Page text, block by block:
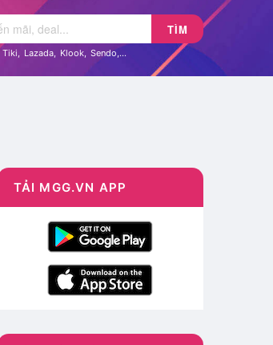
TÌM
Tiki, Lazada, Klook, Sendo,...
TẢI MGG.VN APP